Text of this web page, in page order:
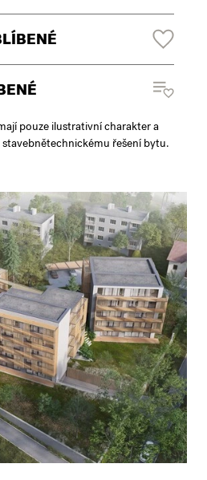
pouze ilustrativní charakter a
řešení bytu.